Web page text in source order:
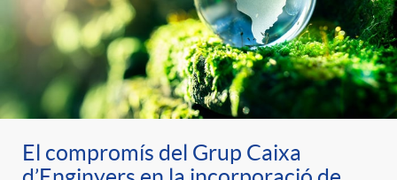
El compromís del Grup Caixa